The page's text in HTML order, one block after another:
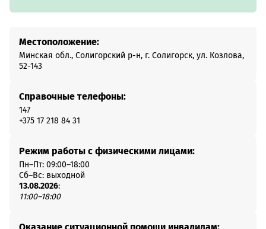
Местоположение:
Минская обл., Солигорский р-н, г. Солигорск, ул. Козлова,
52-143
Справочные телефоны:
147
+375 17 218 84 31
Режим работы с физическими лицами:
Пн–Пт: 09:00–18:00
Сб–Вс: выходной
13.08.2026:
11:00–18:00